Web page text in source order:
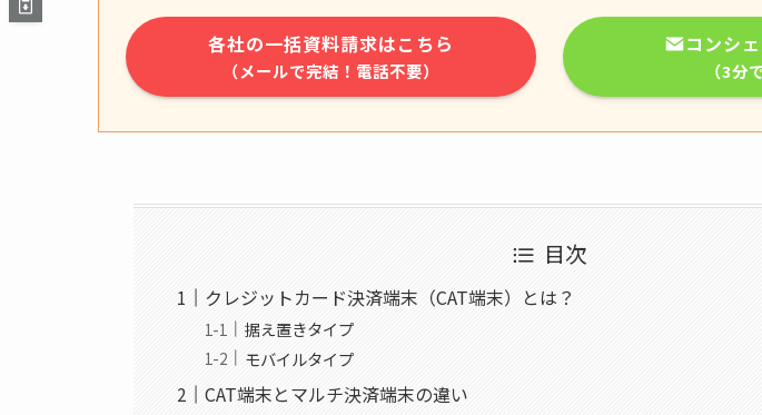
各社の一括資料請求はこちら
（メールで完結！電話不要）
コンシ
（3分
目次
クレジットカード決済端末（CAT端末）とは？
据え置きタイプ
モバイルタイプ
CAT端末とマルチ決済端末の違い